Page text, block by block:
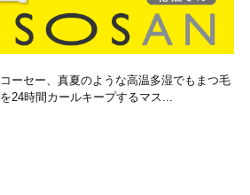
コーセー、真夏のような高温多湿でもまつ毛
を24時間カールキープするマス...